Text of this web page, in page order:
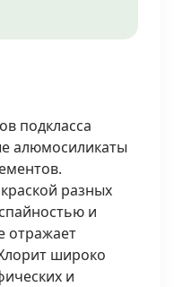
подкласса
алюмосиликаты
разных
и
отражает
широко
и